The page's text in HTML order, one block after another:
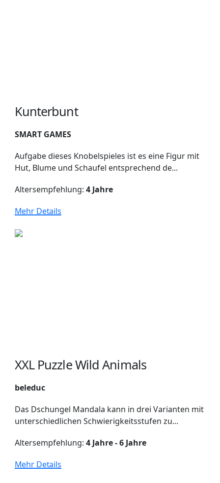
Kunterbunt
SMART GAMES
Aufgabe dieses Knobelspieles ist es eine Figur mit
Hut, Blume und Schaufel entsprechend de...
Altersempfehlung: 4 Jahre
Mehr Details
XXL Puzzle Wild Animals
beleduc
Das Dschungel Mandala kann in drei Varianten mit
unterschiedlichen Schwierigkeitsstufen zu...
Altersempfehlung: 4 Jahre - 6 Jahre
Mehr Details